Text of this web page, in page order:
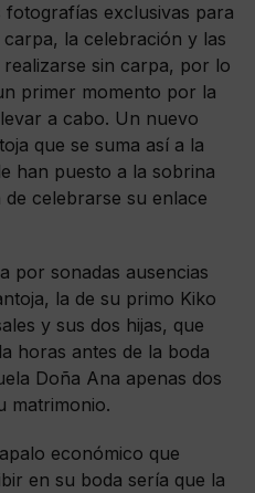
exclusivas para
la celebración y las
sin carpa, por lo
primer momento por la
a cabo. Un nuevo
que se suma así a la
han puesto a la sobrina
celebrarse su enlace
por sonadas ausencias
la de su primo Kiko
y sus dos hijas, que
horas antes de la boda
Doña Ana apenas dos
matrimonio.
económico que
en su boda sería que la